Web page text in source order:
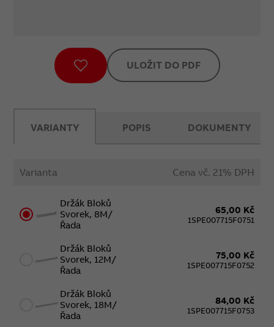
ULOŽIT DO PDF
VARIANTY
Varianta Cena vč. 21% DPH
Držák Bloků
Svorek, 8M/
Řada
65,00 Kč
1SPE007715F0751
Držák Bloků
Svorek, 12M/
Řada
75,00 Kč
1SPE007715F0752
Držák Bloků
Svorek, 18M/
Řada
84,00 Kč
1SPE007715F0753
POPIS DOKUMENTY